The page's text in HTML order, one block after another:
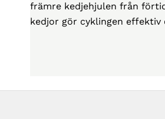
främre kedjehjulen från
kedjor gör cyklingen effektiv